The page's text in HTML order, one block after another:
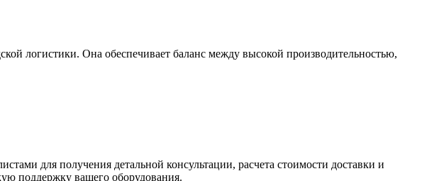
логистики. Она обеспечивает баланс между высокой производительностью,
для получения детальной консультации, расчета стоимости доставки и
поддержку вашего оборудования.